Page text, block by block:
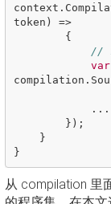
context .
token )
=>
{
//
var
compilation .
...
});
}
}
从 compilation 里